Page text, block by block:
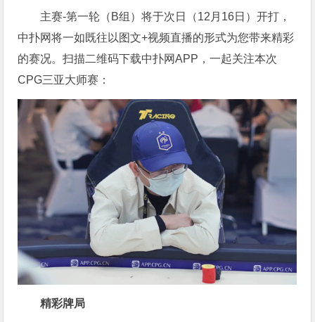
主赛-第一轮（B组）将于次日（12月16日）开打，
中扑网将一如既往以图文+视频直播的形式为您带来精彩
的赛况。扫描二维码下载中扑网APP，一起关注本次
CPG三亚大师赛：
精彩牌局